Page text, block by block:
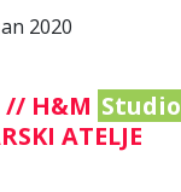
2020
// H&M Studio
ATELJE